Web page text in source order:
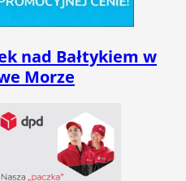
nad Bałtykiem w
Morze